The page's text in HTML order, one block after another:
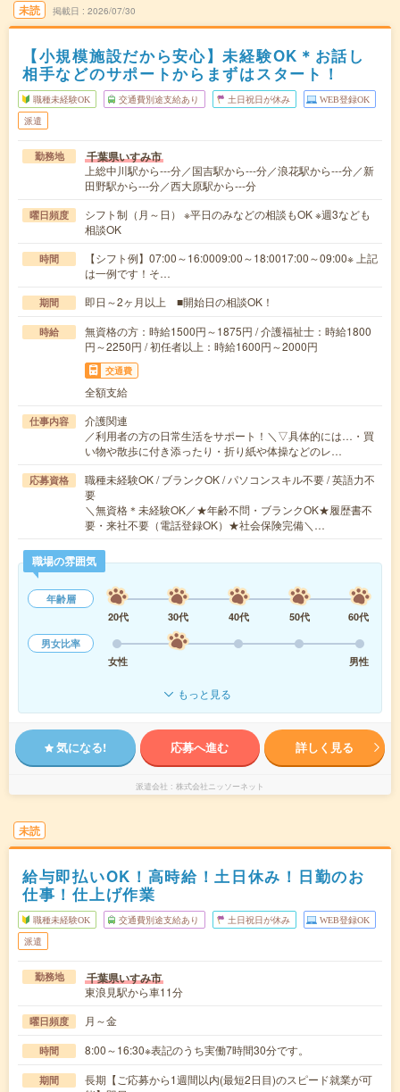
未読 掲載日 2026/07/30
【小規模施設だから安心】未経験OK＊お話し
相手などのサポートからまずはスタート！
職種未経験OK 交通費別途支給あり 土日祝日が休み WEB登録OK
派遣
勤務地 千葉県いすみ市
上総中川駅から---分／国吉駅から---分／浪花駅から---分／新
田野駅から---分／西大原駅から---分
曜日頻度
シフト制（月～日） ※平日のみなどの相談もOK ※週3なども
相談OK
時間
【シフト例】07:00～16:0009:00～18:0017:00～09:00※ 上記
は一例です！そ…
期間 即日～2ヶ月以上 ■開始日の相談OK！
時給
無資格の方：時給1500円～1875円 / 介護福祉士：時給1800
円～2250円 / 初任者以上：時給1600円～2000円
交通費
全額支給
仕事内容
介護関連
／利用者の方の日常生活をサポート！＼▽具体的には…・買
い物や散歩に付き添ったり・折り紙や体操などのレ…
応募資格
職種未経験OK / ブランクOK / パソコンスキル不要 / 英語力不
要
＼無資格＊未経験OK／★年齢不問・ブランクOK★履歴書不
要・来社不要（電話登録OK）★社会保険完備＼…
職場の雰囲気
年齢層
20代
30代 40代 50代
60代
男女比率
女性
男性
もっと見る
気になる! 応募へ進む 詳しく見る
派遣会社 株式会社ニッソーネット
未読
給与即払いOK！高時給！土日休み！日勤のお
仕事！仕上げ作業
職種未経験OK 交通費別途支給あり 土日祝日が休み WEB登録OK
派遣
勤務地 千葉県いすみ市
東浪見駅から車11分
曜日頻度 月～金
時間 8:00～16:30※表記のうち実働7時間30分です。
期間
長期【ご応募から1週間以内(最短2日目)のスピード就業が可